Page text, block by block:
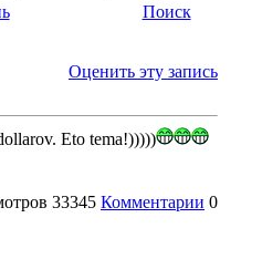
Поиск
Оценить эту запись
Eto tema!)))))
33345 Комментарии 0